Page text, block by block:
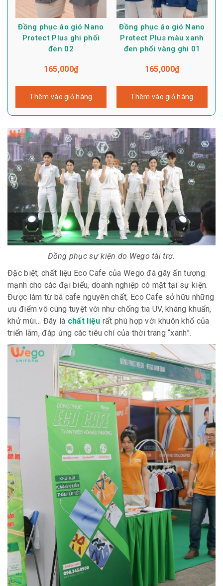
Đồng phục áo gió Nano
Protect Plus ghi phối
đen 02
165,000₫
Thêm vào giỏ hàng
Đồng phục áo gió Nano
Protect Plus màu xanh
đen phối vàng ghi 01
165,000₫
Thêm vào giỏ hàng
Đồng phục sự kiện do Wego tài trợ.
Đặc biệt, chất liệu Eco Cafe của Wego đã gây ấn tượng
mạnh cho các đại biểu, doanh nghiệp có mặt tại sự kiện.
Được làm từ bã cafe nguyên chất, Eco Cafe sở hữu những
ưu điểm vô cùng tuyệt vời như chống tia UV, kháng khuẩn,
khử mùi… Đây là chất liệu rất phù hợp với khuôn khổ của
triển lãm, đáp ứng các tiêu chí của thời trang “xanh”.